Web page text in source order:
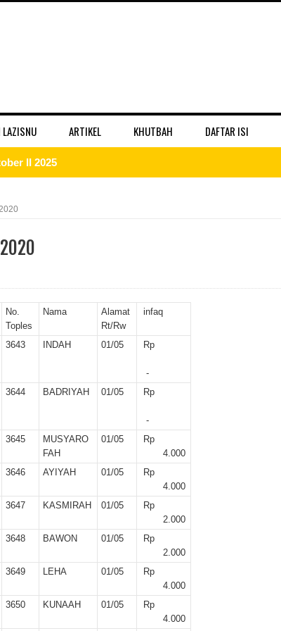
LAZISNU ARTIKEL KHUTBAH DAFTAR ISI
II 2025
II 2025
2025
II 2025
II 2025
II 2025
II 2025
2025
II 2025
2025
II 2025
II 2025
2025
No.
Toples
Nama
Alamat
Rt/Rw
infaq
3643 INDAH 01/05 Rp
-
3644 BADRIYAH 01/05 Rp
-
3645
MUSYARO
FAH
01/05
Rp
4.000
3646 AYIYAH 01/05
Rp
4.000
3647 KASMIRAH 01/05
Rp
2.000
3648 BAWON 01/05
Rp
2.000
3649 LEHA 01/05
Rp
4.000
3650 KUNAAH 01/05
Rp
4.000